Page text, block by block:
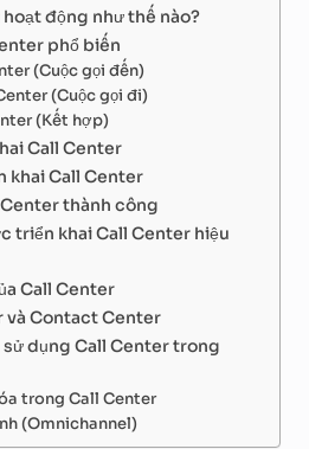
động như thế nào?
phổ biến
(Cuộc gọi đến)
(Cuộc gọi đi)
(Kết hợp)
Call Center
khai Call Center
thành công
triển khai Call Center hiệu
Call Center
và Contact Center
dụng Call Center trong
trong Call Center
(Omnichannel)